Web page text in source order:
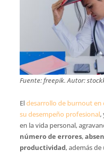
Fuente: freepik. Autor:
Eldesarrollo de burnout en
su desempeño profesional,
en la vida personal,
número de errores,
productividad, además